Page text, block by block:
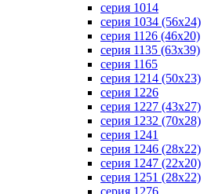
серия 1014
серия 1034 (56х24)
серия 1126 (46х20)
серия 1135 (63х39)
серия 1165
серия 1214 (50х23)
серия 1226
серия 1227 (43х27)
серия 1232 (70х28)
серия 1241
серия 1246 (28х22)
серия 1247 (22х20)
серия 1251 (28х22)
серия 1276